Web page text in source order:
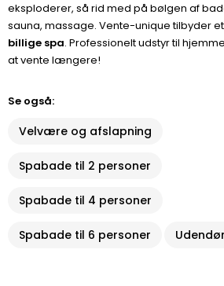
eksploderer, så rid med på bølgen af
sauna, massage. Vente-unique tilbyder et
billige spa. Professionelt udstyr til
at vente længere!
Se også:
Velvære og afslapning
Spabade til 2 personer
Spabade til 4 personer
Spabade til 6 personer